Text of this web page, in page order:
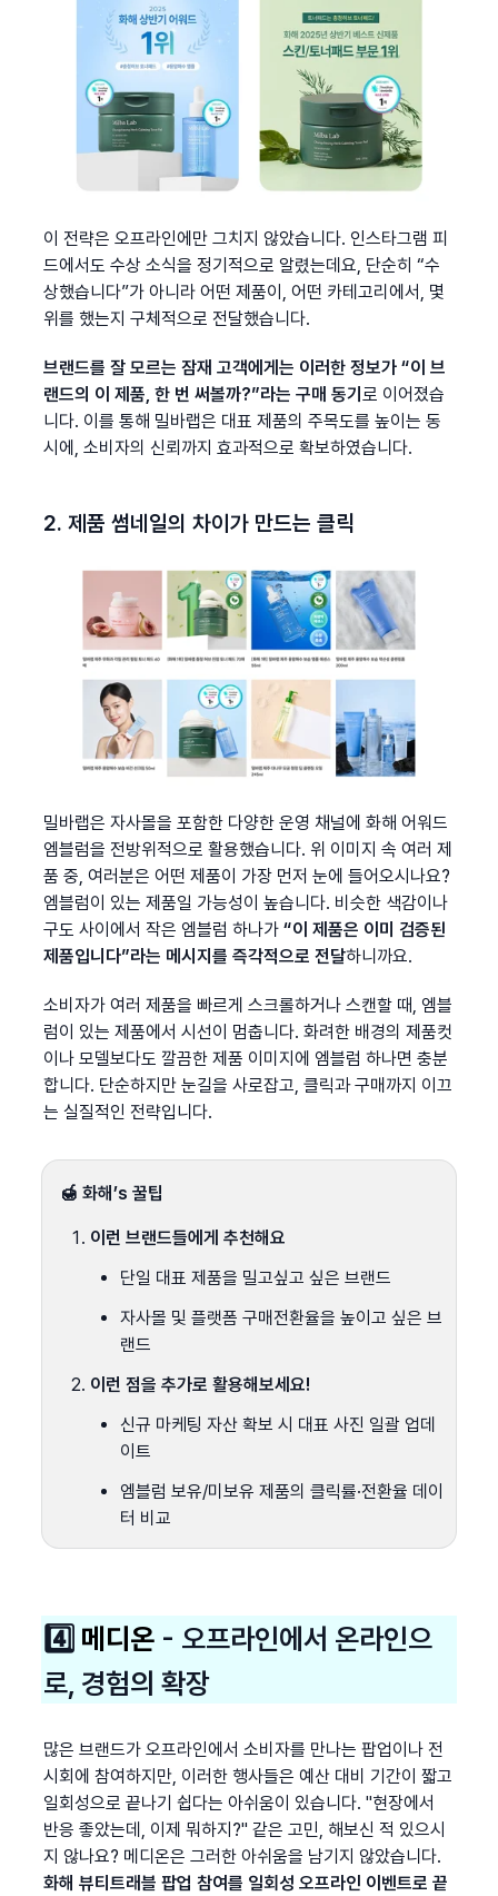
이 전략은 오프라인에만 그치지 않았습니다. 인스타그램 피
드에서도 수상 소식을 정기적으로 알렸는데요, 단순히 “수
상했습니다”가 아니라 어떤 제품이, 어떤 카테고리에서, 몇
위를 했는지 구체적으로 전달했습니다.
브랜드를 잘 모르는 잠재 고객에게는 이러한 정보가 “이 브
랜드의 이 제품, 한 번 써볼까?”라는 구매 동기로 이어졌습
니다. 이를 통해 밀바랩은 대표 제품의 주목도를 높이는 동
시에, 소비자의 신뢰까지 효과적으로 확보하였습니다.
2. 제품 썸네일의 차이가 만드는 클릭
밀바랩은 자사몰을 포함한 다양한 운영 채널에 화해 어워드
엠블럼을 전방위적으로 활용했습니다. 위 이미지 속 여러 제
품 중, 여러분은 어떤 제품이 가장 먼저 눈에 들어오시나요?
엠블럼이 있는 제품일 가능성이 높습니다. 비슷한 색감이나
구도 사이에서 작은 엠블럼 하나가 “이 제품은 이미 검증된
제품입니다”라는 메시지를 즉각적으로 전달하니까요.
소비자가 여러 제품을 빠르게 스크롤하거나 스캔할 때, 엠블
럼이 있는 제품에서 시선이 멈춥니다. 화려한 배경의 제품컷
이나 모델보다도 깔끔한 제품 이미지에 엠블럼 하나면 충분
합니다. 단순하지만 눈길을 사로잡고, 클릭과 구매까지 이끄
는 실질적인 전략입니다.
🍯 화해’s 꿀팁
이런 브랜드들에게 추천해요
단일 대표 제품을 밀고싶고 싶은 브랜드
자사몰 및 플랫폼 구매전환율을 높이고 싶은 브
랜드
이런 점을 추가로 활용해보세요!
신규 마케팅 자산 확보 시 대표 사진 일괄 업데
이트
엠블럼 보유/미보유 제품의 클릭률·전환율 데이
터 비교
4️⃣ 메디온 - 오프라인에서 온라인으
로, 경험의 확장
많은 브랜드가 오프라인에서 소비자를 만나는 팝업이나 전
시회에 참여하지만, 이러한 행사들은 예산 대비 기간이 짧고
일회성으로 끝나기 쉽다는 아쉬움이 있습니다. "현장에서
반응 좋았는데, 이제 뭐하지?" 같은 고민, 해보신 적 있으시
화해 뷰티트래블 팝업 참여를 일회성 오프라인 이벤트로 끝